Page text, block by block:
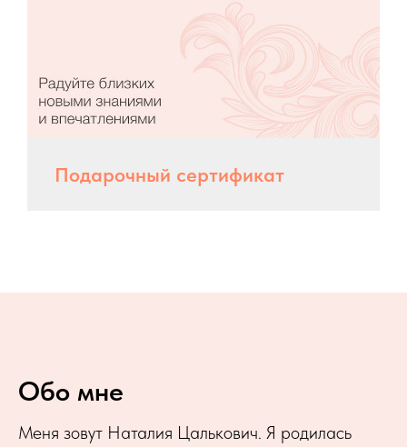
Подарочный сертификат
Обо мне
Меня зовут Наталия Цалькович. Я родилась